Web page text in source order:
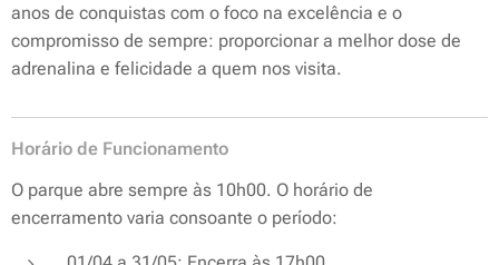
anos de conquistas com o foco na excelência e o
compromisso de sempre: proporcionar a melhor dose de
adrenalina e felicidade a quem nos visita.
Horário de Funcionamento
O parque abre sempre às 10h00. O horário de
encerramento varia consoante o período: